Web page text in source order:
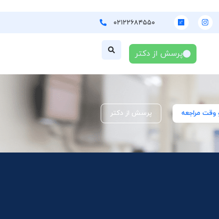
۰۲۱۲۲۶۸۴۵۵۰
پرسش از دکتر
وقت مراجعه پرسش از دکتر